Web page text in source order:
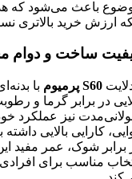
ارزش خرید بالاتری
ساخت و دوام
S60 پرمیوم
با
در برابر گرما و
نیز عملکرد
کارایی بالایی
برابر شوک، عمر مفید
مناسب برای